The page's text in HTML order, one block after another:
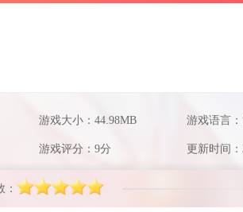
游戏大小：44.98MB 游戏语言
游戏评分：9分 更新时间